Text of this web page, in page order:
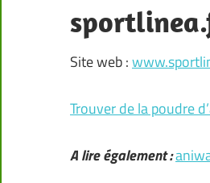
Site web :
Trouver de la poudre
A lire également :